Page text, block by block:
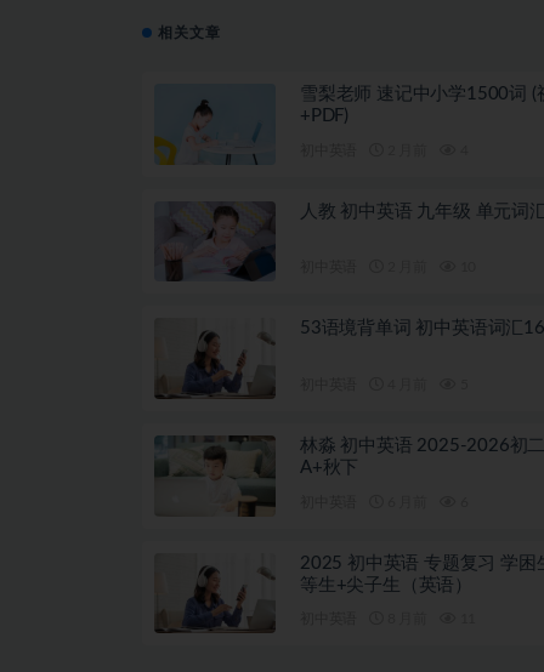
相关文章
雪梨老师 速记中小学1500词 (
+PDF)
人教 初中英语 九年级 单元词
53语境背单词 初中英语词汇
林淼 初中英语 2025-2026初
A+秋下
2025 初中英语 专题复习 学困
等生+尖子生（英语）